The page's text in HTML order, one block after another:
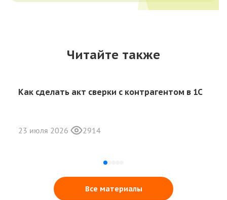
Читайте также
Как сделать акт сверки с контрагентом в 1С
23 июля 2026 2914
Все материалы